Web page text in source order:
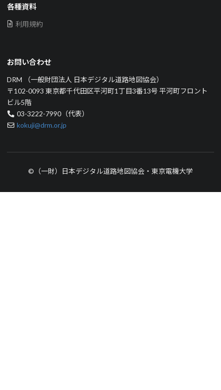
各種資料
利用規約
お問い合わせ
DRM （一般財団法人 日本デジタル道路地図協会）
〒102-0093 東京都千代田区平河町1丁目3番13号 平河町フロント
ビル5階
03-3222-7990（代表）
kokuji@drm.or.jp
©（一財）日本デジタル道路地図協会・東京電機大学